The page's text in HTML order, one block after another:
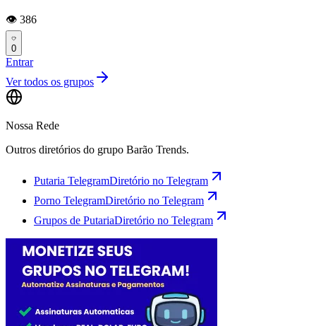
👁️ 386
0
Entrar
Ver todos os grupos
Nossa Rede
Outros diretórios do grupo Barão Trends.
Putaria TelegramDiretório no Telegram
Porno TelegramDiretório no Telegram
Grupos de PutariaDiretório no Telegram